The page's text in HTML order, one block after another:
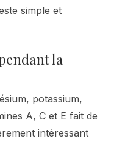
simple et
la
potassium,
A, C et E fait de
intéressant